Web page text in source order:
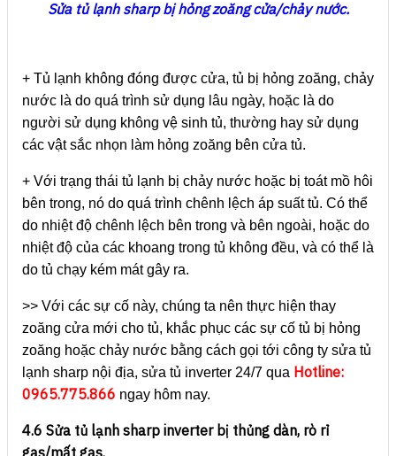
Sửa tủ lạnh sharp bị hỏng zoăng cửa/chảy nước.
+ Tủ lạnh không đóng được cửa, tủ bị hỏng zoăng, chảy
nước là do quá trình sử dụng lâu ngày, hoặc là do
người sử dụng không vệ sinh tủ, thường hay sử dụng
các vật sắc nhọn làm hỏng zoăng bên cửa tủ.
+ Với trạng thái tủ lạnh bị chảy nước hoặc bị toát mồ hôi
bên trong, nó do quá trình chênh lệch áp suất tủ. Có thể
do nhiệt độ chênh lệch bên trong và bên ngoài, hoặc do
nhiệt độ của các khoang trong tủ không đều, và có thể là
do tủ chạy kém mát gây ra.
>> Với các sự cố này, chúng ta nên thực hiện thay
zoăng cửa mới cho tủ, khắc phục các sự cố tủ bị hỏng
zoăng hoặc chảy nước bằng cách gọi tới công ty sửa tủ
lạnh sharp nội địa, sửa tủ inverter 24/7 qua Hotline:
0965.775.866 ngay hôm nay.
4.6 Sửa tủ lạnh sharp inverter bị thủng dàn, rò rỉ